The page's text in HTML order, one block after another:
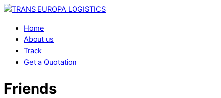
Home
About us
Track
Get a Quotation
Friends